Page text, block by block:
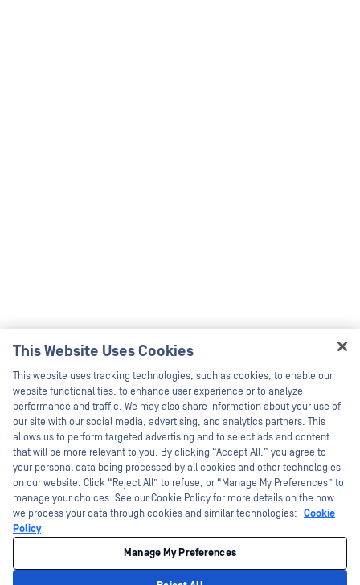
This Website Uses Cookies
This website uses tracking technologies, such as cookies, to enable our
website functionalities, to enhance user experience or to analyze
performance and traffic. We may also share information about your use of
our site with our social media, advertising, and analytics partners. This
allows us to perform targeted advertising and to select ads and content
that will be more relevant to you. By clicking “Accept All,” you agree to
your personal data being processed by all cookies and other technologies
on our website. Click “Reject All” to refuse, or “Manage My Preferences” to
manage your choices. See our Cookie Policy for more details on the how
we process your data through cookies and similar technologies: Cookie
Policy
Manage My Preferences
Hey there!
I'm Ozzy, your OPSWAT virtual assistant.
How can I help you secure what's critical
today?